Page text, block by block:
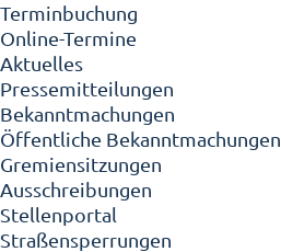
Terminbuchung
Online-Termine
Aktuelles
Pressemitteilungen
Bekanntmachungen
Öffentliche Bekanntmachungen
Gremiensitzungen
Ausschreibungen
Stellenportal
Straßensperrungen